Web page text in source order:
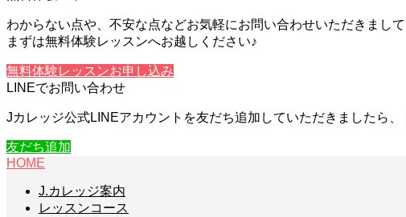
わからない点や、不安な点などお気軽にお問い合わせいただきまして
まずは無料体験レッスンへお越しください♪
無料体験レッスンお申し込み
LINEでお問い合わせ
Jカレッジ公式LINEアカウントを友だち追加していただきましたら
友だち追加
HOME
J.カレッジ案内
レッスンコース